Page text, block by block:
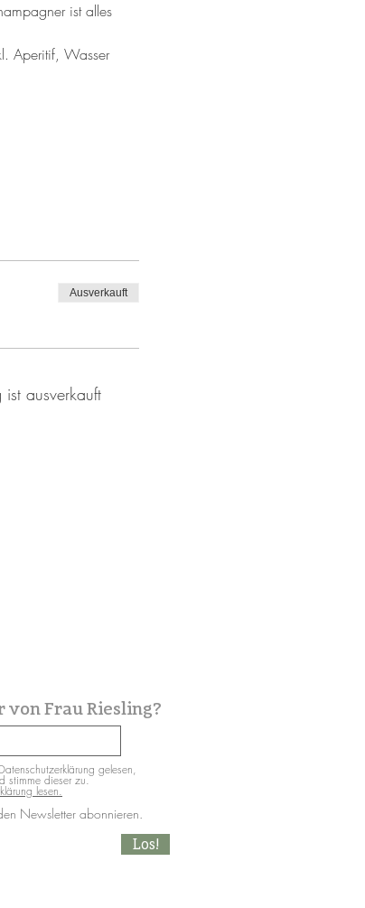
ist alles
Aperitif, Wasser
Ausverkauft
ist ausverkauft
Frau Riesling?
gelesen,
stimme dieser zu.
lesen.
Newsletter abonnieren.
Los!